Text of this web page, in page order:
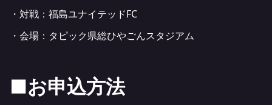
・対戦：福島ユナイテッドFC
・会場：タピック県総ひやごんスタジアム
■お申込方法